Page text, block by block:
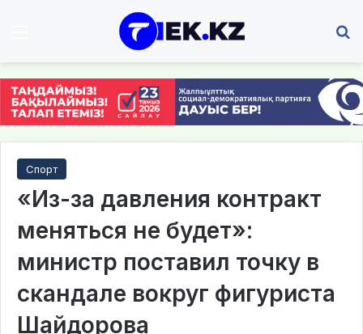
Спорт
«Из-за давления контракт
меняться не будет»:
министр поставил точку в
скандале вокруг фигуриста
Шайдорова